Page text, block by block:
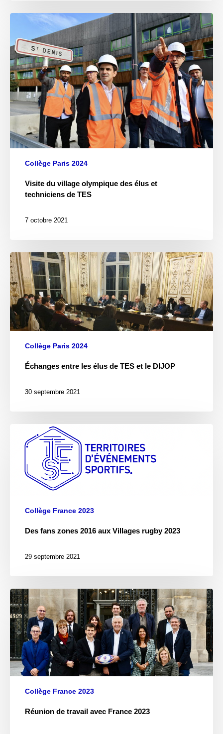
Collège Paris 2024
Visite du village olympique des élus et
techniciens de TES
7 octobre 2021
Collège Paris 2024
Échanges entre les élus de TES et le DIJOP
30 septembre 2021
Collège France 2023
Des fans zones 2016 aux Villages rugby 2023
29 septembre 2021
Collège France 2023
Réunion de travail avec France 2023